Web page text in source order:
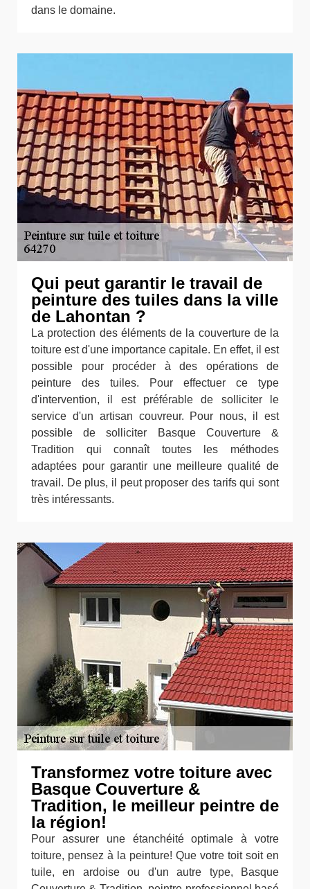
dans le domaine.
Qui peut garantir le travail de
peinture des tuiles dans la ville
de Lahontan ?
La protection des éléments de la couverture de la
toiture est d'une importance capitale. En effet, il est
possible pour procéder à des opérations de
peinture des tuiles. Pour effectuer ce type
d'intervention, il est préférable de solliciter le
service d'un artisan couvreur. Pour nous, il est
possible de solliciter Basque Couverture &
Tradition qui connaît toutes les méthodes
adaptées pour garantir une meilleure qualité de
travail. De plus, il peut proposer des tarifs qui sont
très intéressants.
Transformez votre toiture avec
Basque Couverture &
Tradition, le meilleur peintre de
la région!
Pour assurer une étanchéité optimale à votre
toiture, pensez à la peinture! Que votre toit soit en
tuile, en ardoise ou d'un autre type, Basque